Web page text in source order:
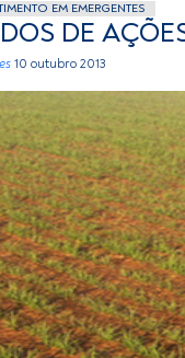
EM EMERGENTES
DE
10 outubro 2013